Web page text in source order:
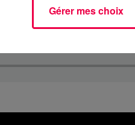
Gérer mes choix